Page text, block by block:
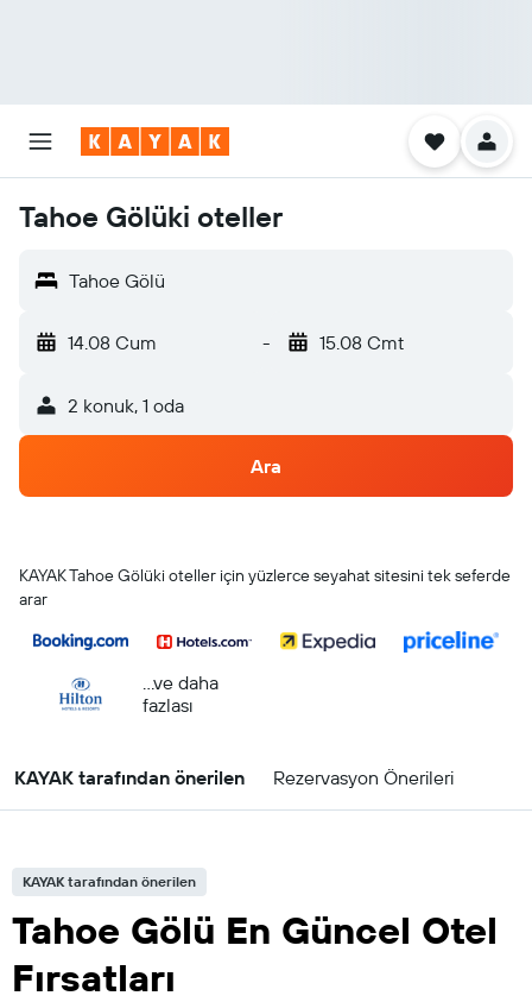
Tahoe Gölüki oteller
Tahoe Gölü
14.08 Cum - 15.08 Cmt
2 konuk, 1 oda
Ara
KAYAK Tahoe Gölüki oteller için yüzlerce seyahat sitesini tek seferde
arar
...ve daha
fazlası
KAYAK tarafından önerilen Rezervasyon Önerileri
KAYAK tarafından önerilen
Tahoe Gölü En Güncel Otel
Fırsatları